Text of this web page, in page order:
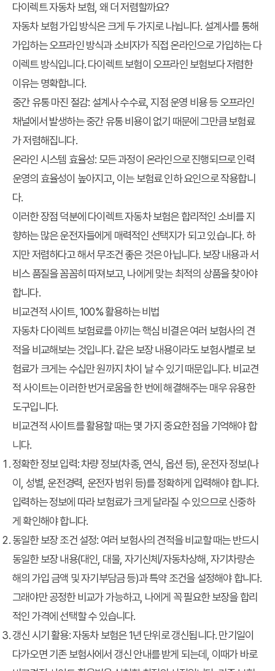
다이렉트 자동차 보험, 왜 더 저렴할까요?
자동차 보험 가입 방식은 크게 두 가지로 나뉩니다. 설계사를 통해
가입하는 오프라인 방식과 소비자가 직접 온라인으로 가입하는 다
이렉트 방식입니다. 다이렉트 보험이 오프라인 보험보다 저렴한
이유는 명확합니다.
중간 유통 마진 절감: 설계사 수수료, 지점 운영 비용 등 오프라인
채널에서 발생하는 중간 유통 비용이 없기 때문에 그만큼 보험료
가 저렴해집니다.
온라인 시스템 효율성: 모든 과정이 온라인으로 진행되므로 인력
운영의 효율성이 높아지고, 이는 보험료 인하 요인으로 작용합니
다.
이러한 장점 덕분에 다이렉트 자동차 보험은 합리적인 소비를 지
향하는 많은 운전자들에게 매력적인 선택지가 되고 있습니다. 하
지만 저렴하다고 해서 무조건 좋은 것은 아닙니다. 보장 내용과 서
비스 품질을 꼼꼼히 따져보고, 나에게 맞는 최적의 상품을 찾아야
합니다.
비교견적 사이트, 100% 활용하는 비법
자동차 다이렉트 보험료를 아끼는 핵심 비결은 여러 보험사의 견
적을 비교해보는 것입니다. 같은 보장 내용이라도 보험사별로 보
험료가 크게는 수십만 원까지 차이 날 수 있기 때문입니다. 비교견
적 사이트는 이러한 번거로움을 한 번에 해결해주는 매우 유용한
도구입니다.
비교견적 사이트를 활용할 때는 몇 가지 중요한 점을 기억해야 합
니다.
정확한 정보 입력: 차량 정보(차종, 연식, 옵션 등), 운전자 정보(나
이, 성별, 운전경력, 운전자 범위 등)를 정확하게 입력해야 합니다.
입력하는 정보에 따라 보험료가 크게 달라질 수 있으므로 신중하
게 확인해야 합니다.
동일한 보장 조건 설정: 여러 보험사의 견적을 비교할 때는 반드시
동일한 보장 내용(대인, 대물, 자기신체/자동차상해, 자기차량손
해의 가입 금액 및 자기부담금 등)과 특약 조건을 설정해야 합니다.
그래야만 공정한 비교가 가능하고, 나에게 꼭 필요한 보장을 합리
적인 가격에 선택할 수 있습니다.
갱신 시기 활용: 자동차 보험은 1년 단위로 갱신됩니다. 만기일이
다가오면 기존 보험사에서 갱신 안내를 받게 되는데, 이때가 바로